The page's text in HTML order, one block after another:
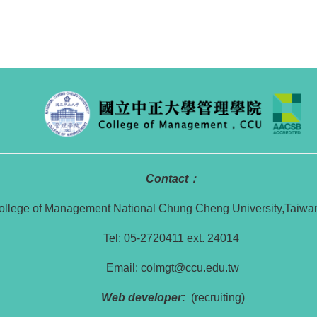
Contact：
of Management National Chung Cheng
Tel: 05-2720411 ext. 24014
Email: colmgt@ccu.edu.tw
Web developer:(recruiting)